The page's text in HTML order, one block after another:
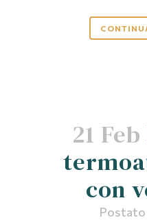
21 Feb
con
Postato